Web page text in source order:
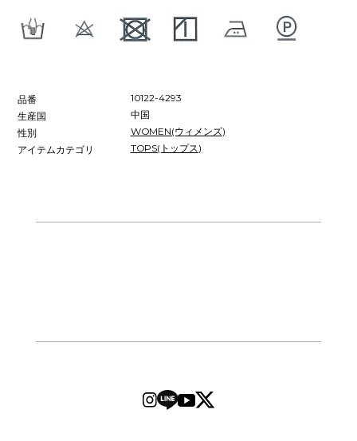
品番
10122-4293
生産国
中国
性別
WOMEN(ウィメンズ)
アイテムカテゴリ
TOPS(トップス)